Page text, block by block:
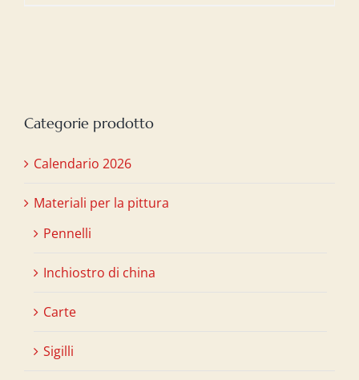
Categorie prodotto
Calendario 2026
Materiali per la pittura
Pennelli
Inchiostro di china
Carte
Sigilli